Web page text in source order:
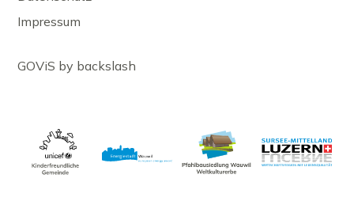
Impressum
GOViS by backslash
Partner